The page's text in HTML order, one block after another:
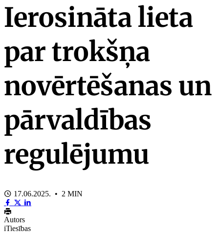
Ierosināta lieta
par trokšņa
novērtēšanas un
pārvaldības
regulējumu
17.06.2025. • 2 MIN
Autors
iTiesības